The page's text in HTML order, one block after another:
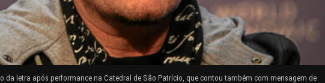
da letra após performance na Catedral de São Patrício, que contou também com mensagem de